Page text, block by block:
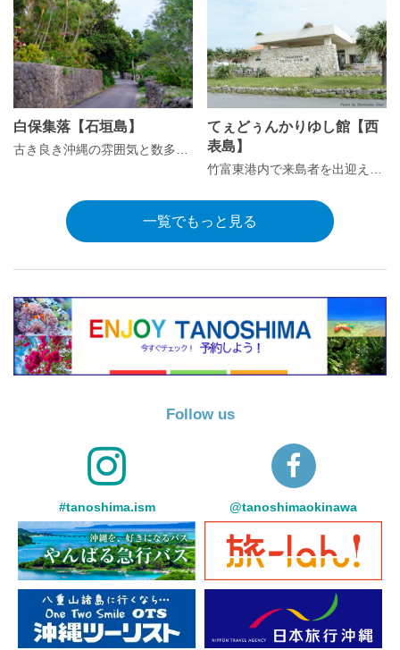
白保集落【石垣島】
てぇどぅんかりゆし館【西
表島】
一覧でもっと見る
Follow us
#tanoshima.ism @tanoshimaokinawa